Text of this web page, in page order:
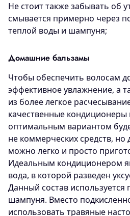
Не стоит также забывать об
смывается примерно через
теплой воды и шампуня;
Домашние бальзамы
Чтобы обеспечить волосам
эффективное увлажнение, а
из более легкое
качественные
оптимальным вариантом
не коммерческих средств,
можно легко и просто
Идеальным кондиционером
вода, в которой разведен
Данный состав
шампуня. Вместо
использовать травяные